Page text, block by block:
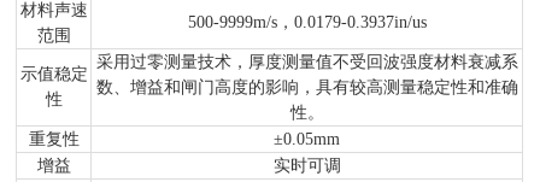
材料声速
范围
500-9999m/s，0.0179-0.3937in/us
示值稳定
性
采用过零测量技术，厚度测量值不受回波强度材料衰减系
数、增益和闸门高度的影响，具有较高测量稳定性和准确
性。
重复性
±0.05mm
增益
实时可调